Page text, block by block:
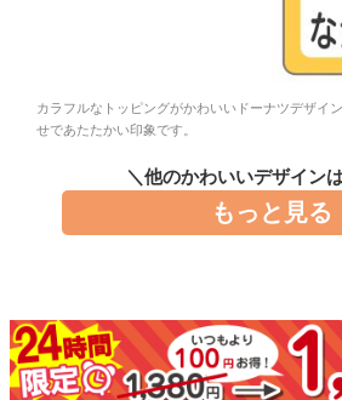
カラフルなトッピングがかわいいドーナツデザイ
せであたたかい印象です。
＼他のかわいいデザイン
もっと見る